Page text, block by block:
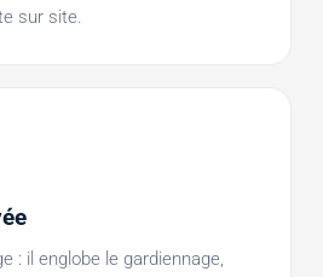
sur site.
: il englobe le gardiennage,